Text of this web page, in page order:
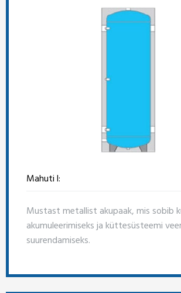
Mahuti l:
Mustast metallist akupaak, mis sobib
akumuleerimiseks ja küttesüsteemi
suurendamiseks.